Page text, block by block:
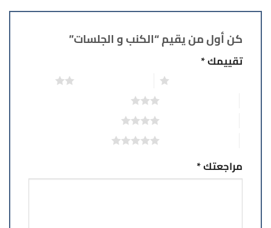
كن أول من يقيم “الكنب و الجلسات”
تقييمك*
مراجعتك*